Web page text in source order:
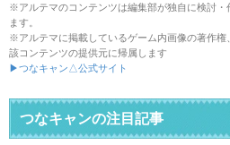
※アルテマのコンテンツは編集部が独自に検討・
ます。
※アルテマに掲載しているゲーム内画像の著作権
該コンテンツの提供元に帰属します
▶つなキャン△公式サイト
つなキャンの注目記事